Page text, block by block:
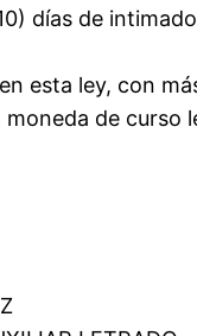
días de
esta ley, con
de curso